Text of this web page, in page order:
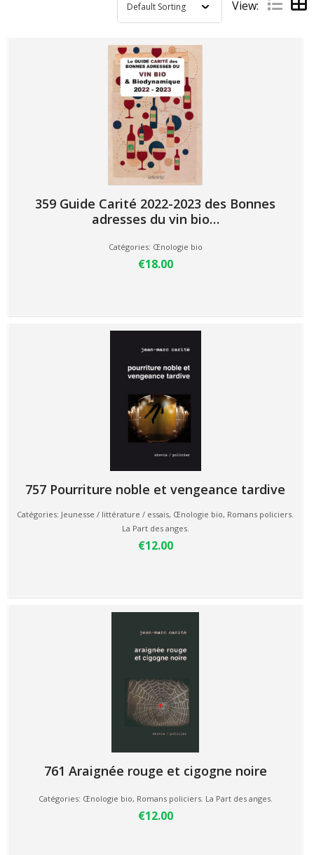
View:
359 Guide Carité 2022-2023 des Bonnes
adresses du vin bio…
Catégories: Œnologie bio
€18.00
757 Pourriture noble et vengeance tardive
Catégories: Jeunesse / littérature / essais, Œnologie bio, Romans policiers.
La Part des anges.
€12.00
761 Araignée rouge et cigogne noire
Catégories: Œnologie bio, Romans policiers. La Part des anges.
€12.00